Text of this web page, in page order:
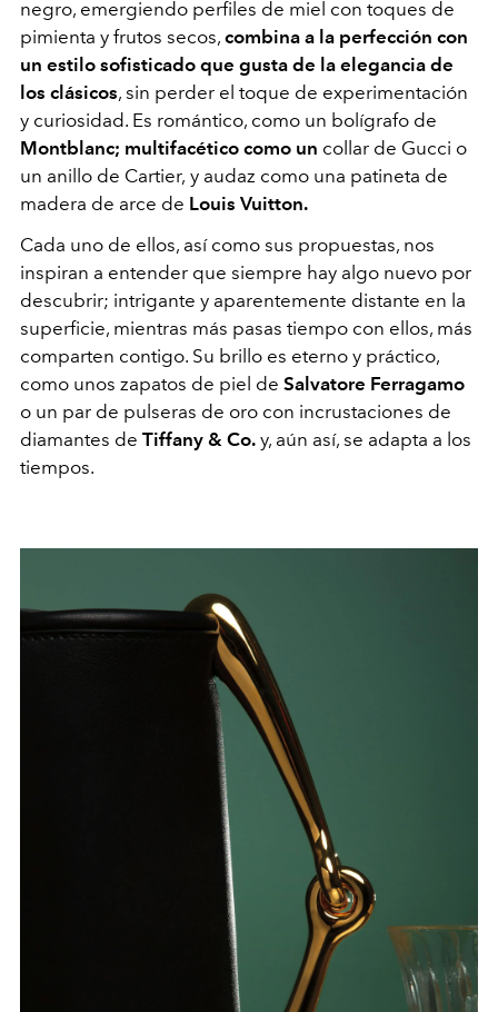
negro, emergiendo perfiles de miel con toques de
pimienta y frutos secos, combina a la perfección con
un estilo sofisticado que gusta de la elegancia de
los clásicos, sin perder el toque de experimentación
y curiosidad. Es romántico, como un bolígrafo de
Montblanc; multifacético como un collar de Gucci o
un anillo de Cartier, y audaz como una patineta de
madera de arce de Louis Vuitton.
Cada uno de ellos, así como sus propuestas, nos
inspiran a entender que siempre hay algo nuevo por
descubrir; intrigante y aparentemente distante en la
superficie, mientras más pasas tiempo con ellos, más
comparten contigo. Su brillo es eterno y práctico,
como unos zapatos de piel de Salvatore Ferragamo
o un par de pulseras de oro con incrustaciones de
diamantes de Tiffany & Co. y, aún así, se adapta a los
tiempos.